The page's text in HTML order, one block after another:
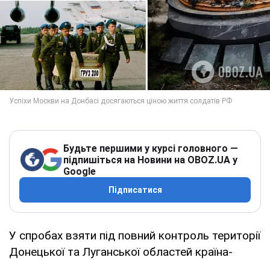
Будьте першими у курсі головного —
підпишіться на Новини на OBOZ.UA у
Google
Підписатися
У спробах взяти під повний контроль території
Донецької та Луганської областей країна-